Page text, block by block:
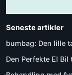
Seneste artikler
bumbag: Den lille
Den Perfekte El